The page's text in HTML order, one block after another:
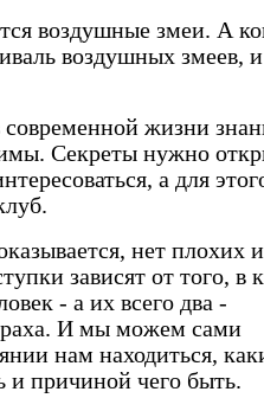
воздушные змеи. А
воздушных змеев,
жизни
Секреты нужно
а для
нет плохих
зависят от того, в
- а их всего два -
И мы можем сами
нам находиться,
и причиной чего быть.